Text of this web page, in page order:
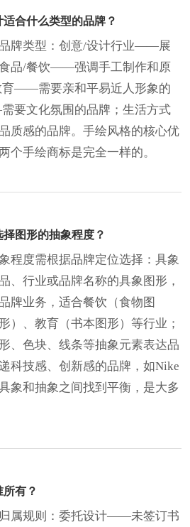
合什么类型的品牌？
牌类型：创意/设计行业——展
品/餐饮——强调手工制作和原
育——需要亲和平易近人形象的
要文化氛围的品牌；生活方式
感的品牌。手绘风格的核心优
手绘商标是完全一样的。
图形的抽象程度？
程度需根据品牌定位选择：具象
行业或品牌名称的具象图形，
牌业务，适合餐饮（食物图
）、教育（书本图形）等行业；
色块、线条等抽象元素表达品
科技感、创新感的品牌，如Nike
和抽象之间找到平衡，是大多
有？
属规则：委托设计——未签订书